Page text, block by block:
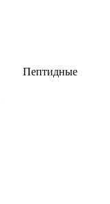
Пептидные